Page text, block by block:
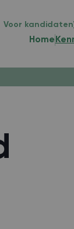
Voor kandidaten
Home